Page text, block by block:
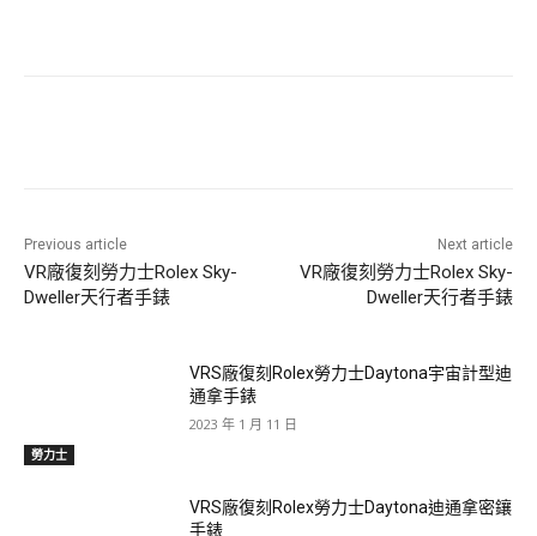
Previous article
VR廠復刻勞力士Rolex Sky-
Dweller天行者手錶
Next article
VR廠復刻勞力士Rolex Sky-
Dweller天行者手錶
勞力士
VRS廠復刻Rolex勞力士Daytona宇宙計型迪
通拿手錶
2023 年 1 月 11 日
VRS廠復刻Rolex勞力士Daytona迪通拿密鑲
手錶